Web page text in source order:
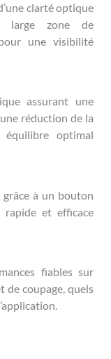
clarté optique
large zone de
une visibilité
assurant une
réduction de la
optimal
grâce à un bouton
et efficace
fiables sur
de coupage, quels